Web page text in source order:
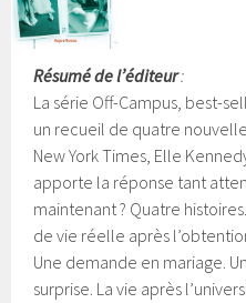
Résumé de l’éditeur:
La série Off-Campus, best-
un recueil de quatre
New York Times, Elle
apporte la réponse tant
maintenant ? Quatre
de vie réelle après
Une demande en mariage.
surprise. La vie après